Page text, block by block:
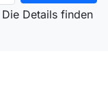
Details finden